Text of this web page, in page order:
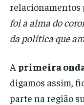
relacionamentos
foi a alma do
da política que
A primeira
digamos assim,
parte na região